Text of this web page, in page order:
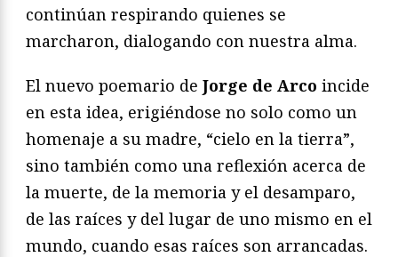
continúan respirando quienes se
marcharon, dialogando con nuestra alma.
El nuevo poemario de Jorge de Arco incide
en esta idea, erigiéndose no solo como un
homenaje a su madre, “cielo en la tierra”,
sino también como una reflexión acerca de
la muerte, de la memoria y el desamparo,
de las raíces y del lugar de uno mismo en el
mundo, cuando esas raíces son arrancadas.